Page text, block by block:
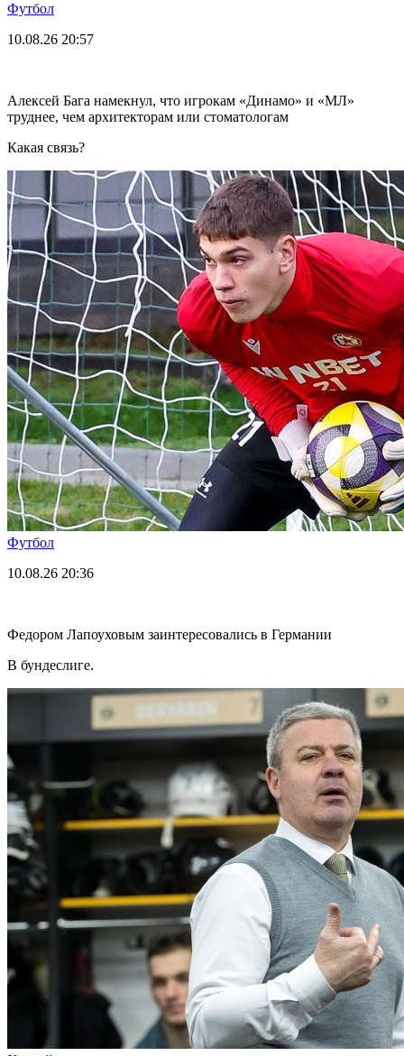
Футбол
10.08.26 20:57
Алексей Бага намекнул, что игрокам «Динамо» и «МЛ»
труднее, чем архитекторам или стоматологам
Какая связь?
Футбол
10.08.26 20:36
Федором Лапоуховым заинтересовались в Германии
В бундеслиге.